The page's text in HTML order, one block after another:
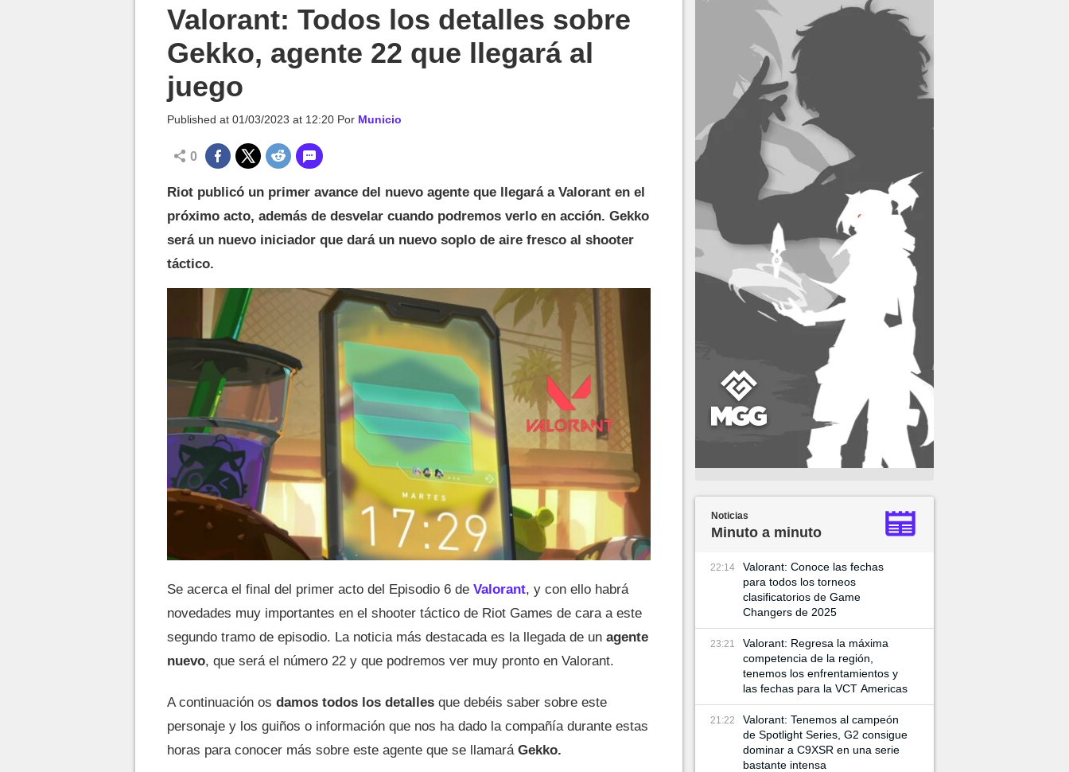
Valorant: Todos los detalles sobre
Gekko, agente 22 que llegará al
juego
Published at 01/03/2023 at 12:20 Por Municio
0
Riot publicó un primer avance del nuevo agente que llegará a Valorant en el
próximo acto, además de desvelar cuando podremos verlo en acción. Gekko
será un nuevo iniciador que dará un nuevo soplo de aire fresco al shooter
táctico.
Se acerca el final del primer acto del Episodio 6 de Valorant, y con ello habrá
novedades muy importantes en el shooter táctico de Riot Games de cara a este
segundo tramo de episodio. La noticia más destacada es la llegada de un agente
nuevo, que será el número 22 y que podremos ver muy pronto en Valorant.
A continuación os damos todos los detalles que debéis saber sobre este
personaje y los guiños o información que nos ha dado la compañía durante estas
horas para conocer más sobre este agente que se llamará Gekko.
Noticias
Minuto a minuto
22:14
Valorant: Conoce las fechas
para todos los torneos
clasificatorios de Game
Changers de 2025
23:21
Valorant: Regresa la máxima
competencia de la región,
tenemos los enfrentamientos y
las fechas para la VCT Americas
21:22
Valorant: Tenemos al campeón
de Spotlight Series, G2 consigue
dominar a C9XSR en una serie
bastante intensa